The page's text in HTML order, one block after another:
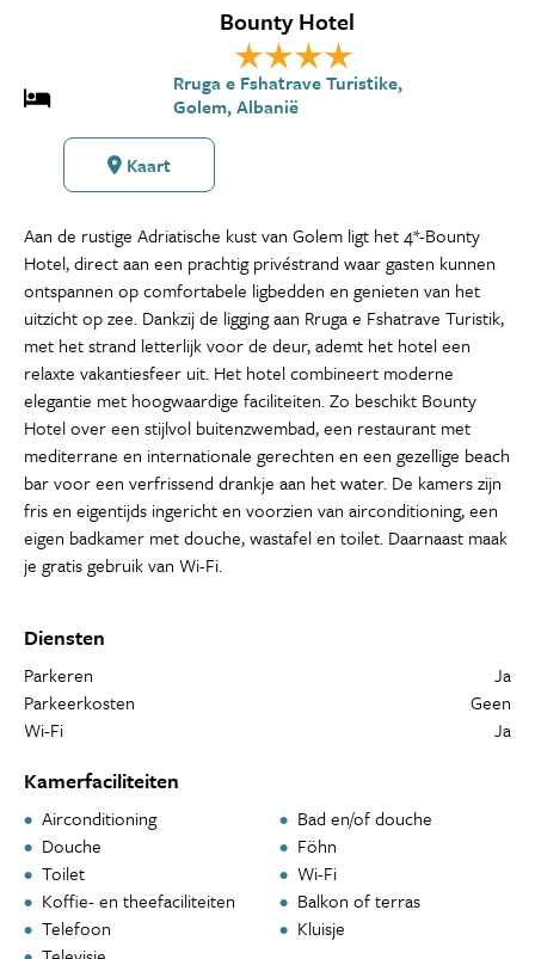
Bounty Hotel
Rruga e Fshatrave Turistike,
Golem, Albanië
Kaart
Aan de rustige Adriatische kust van Golem ligt het 4*-Bounty
Hotel, direct aan een prachtig privéstrand waar gasten kunnen
ontspannen op comfortabele ligbedden en genieten van het
uitzicht op zee. Dankzij de ligging aan Rruga e Fshatrave Turistik,
met het strand letterlijk voor de deur, ademt het hotel een
relaxte vakantiesfeer uit. Het hotel combineert moderne
elegantie met hoogwaardige faciliteiten. Zo beschikt Bounty
Hotel over een stijlvol buitenzwembad, een restaurant met
mediterrane en internationale gerechten en een gezellige beach
bar voor een verfrissend drankje aan het water. De kamers zijn
fris en eigentijds ingericht en voorzien van airconditioning, een
eigen badkamer met douche, wastafel en toilet. Daarnaast maak
je gratis gebruik van Wi-Fi.
Diensten
Parkeren
Ja
Parkeerkosten
Geen
Wi-Fi
Ja
Kamerfaciliteiten
Airconditioning
Bad en/of douche
Douche
Föhn
Toilet
Wi-Fi
Koffie- en theefaciliteiten
Balkon of terras
Telefoon
Kluisje